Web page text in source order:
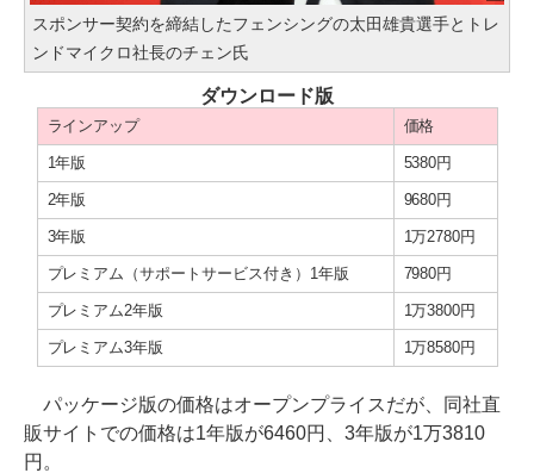
スポンサー契約を締結したフェンシングの太田雄貴選手とトレ
ンドマイクロ社長のチェン氏
ダウンロード版
ラインアップ 価格
1年版 5380円
2年版 9680円
3年版 1万2780円
プレミアム（サポートサービス付き）1年版 7980円
プレミアム2年版 1万3800円
プレミアム3年版 1万8580円
パッケージ版の価格はオープンプライスだが、同社直
販サイトでの価格は1年版が6460円、3年版が1万3810
円。